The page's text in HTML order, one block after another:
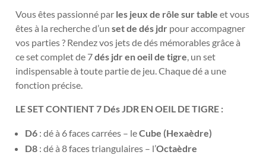
Vous êtes passionné par les jeux de rôle sur table et vous
êtes à la recherche d’unset de dés jdr pour accompagner
vos parties ? Rendez vos jets de dés mémorables grâce à
ce set complet de 7dés jdr en oeil de tigre , un set
indispensable à toute partie de jeu . Chaque dé a une
fonction précise.
LE SET CONTIENT 7 Dés JDR EN OEIL DE TIGRE :
D6 : dé à 6 faces carrées – leCube (Hexaèdre)
D8 : dé à 8 faces triangulaires – l’Octaèdre